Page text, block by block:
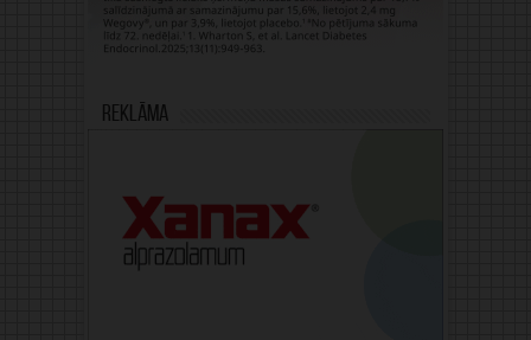
Reklāma